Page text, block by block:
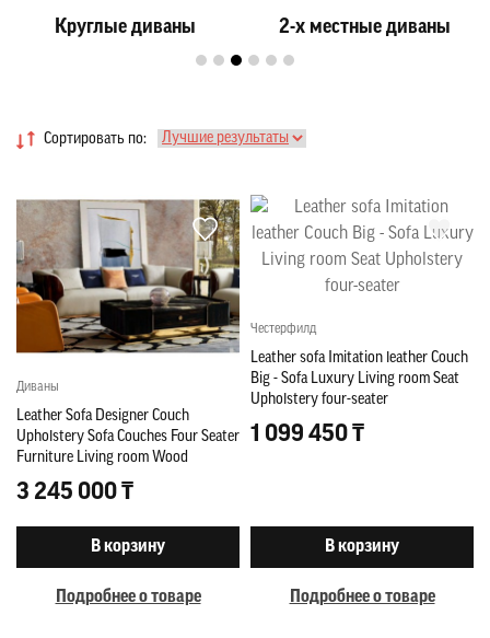
Круглые диваны 2-х местные диваны
Сортировать по:
Диваны
Leather Sofa Designer Couch
Upholstery Sofa Couches Four Seater
Furniture Living room Wood
3 245 000 ₸
В корзину
Подробнее о товаре
Честерфилд
Leather sofa Imitation leather Couch
Big - Sofa Luxury Living room Seat
Upholstery four-seater
1 099 450 ₸
В корзину
Подробнее о товаре